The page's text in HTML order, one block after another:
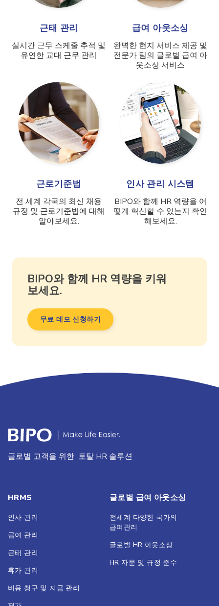
근태 관리
실시간 근무 스케줄 추적 및
유연한 교대 근무 관리
급여 아웃소싱
완벽한 현지 서비스 제공 및
전문가 팀의 글로벌 급여 아
웃소싱 서비스
근로기준법
전 세계 각국의 최신 채용
규정 및 근로기준법에 대해
알아보세요.
인사 관리 시스템
BIPO와 함께 HR 역량을 어
떻게 혁신할 수 있는지 확인
해보세요.
BIPO와 함께 HR 역량을 키워
보세요.
무료 데모 신청하기
글로벌 고객을 위한 토탈 HR 솔루션
HRMS
인사 관리
급여 관리
근태 관리
휴가 관리
비용 청구 및 지급 관리
글로벌 급여 아웃소싱
전세계 다양한 국가의
급여관리
글로벌 HR 아웃소싱
HR 자문 및 규정 준수